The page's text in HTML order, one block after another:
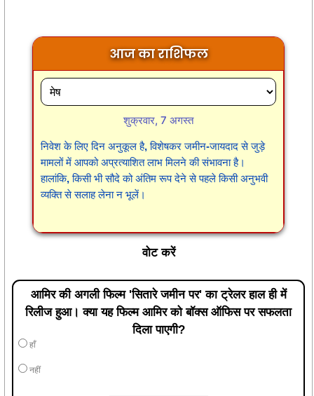
आज का राशिफल
शुक्रवार, 7 अगस्त
निवेश के लिए दिन अनुकूल है, विशेषकर जमीन-जायदाद से जुड़े
मामलों में आपको अप्रत्याशित लाभ मिलने की संभावना है।
हालांकि, किसी भी सौदे को अंतिम रूप देने से पहले किसी अनुभवी
व्यक्ति से सलाह लेना न भूलें।
वोट करें
आमिर की अगली फिल्म 'सितारे जमीन पर' का ट्रेलर हाल ही में
रिलीज हुआ। क्या यह फिल्म आमिर को बॉक्स ऑफिस पर सफलता
दिला पाएगी?
हाँ
नहीं